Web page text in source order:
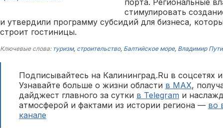
порта. Региональные
стимулировать
и утвердили программу субсидий для бизнеса,
строит гостиницы.
Ключевые слова: туризм, строительство, Балтийское море, Владимир
Подписывайтесь на Калининград.Ru в соцсетях
Узнавайте больше о жизни области в MAX,
дайджест главного за сутки в Telegram и
атмосферой и фактами из истории региона — во
канале